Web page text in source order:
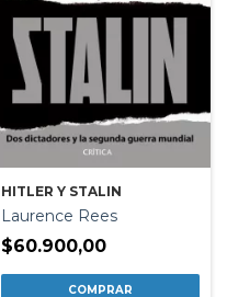
HITLER Y STALIN
Laurence Rees
$60.900,00